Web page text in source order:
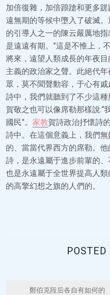
加倍復雜，加倍踉蹌和更多
遠無期的等候中墮入了破滅
的引導人之一的陳云嚴厲地
是遠遠有期。”這是不惟上，
將來，遠望人類成長的年夜
主義的政治家之聲。此絕代
眾，莫不聞聲動容，于心有
詩中，我們就聽到了不少這
賀敬之也可以像席勒那樣說:“
國民”。 家教賀詩政治抒懷詩
詩中。在這個意義上，我們
的、當當代界西方的席勒。
詩，是永遠屬于進步前輩的
也是永遠屬于全世界提高人
的高擎幻想之旗的人們的。
POSTED
鄭伯克段后各自有如何的